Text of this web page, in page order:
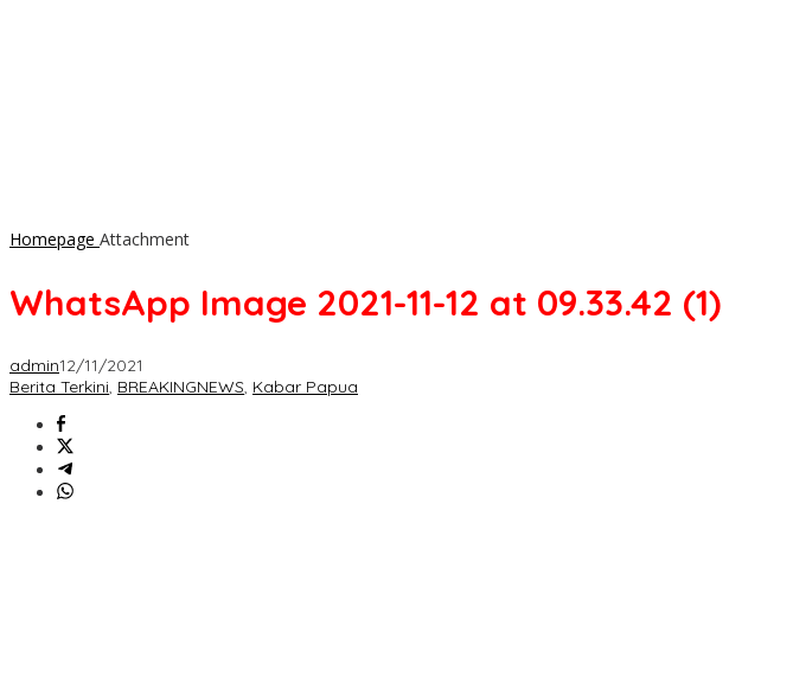
Homepage Attachment
WhatsApp Image 2021-11-12 at 09.33.42 (1)
admin12/11/2021
Berita Terkini, BREAKINGNEWS, Kabar Papua